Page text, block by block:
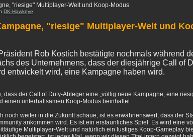
"riesige" Multiplayer-Welt und Koop-Modus
DK-Hawkeye
"riesige" Multiplayer-Welt und
Rob Kostich bestätigte nochmals während
des Unternehmens, dass der diesjährige Call of
entwickelt wird, eine Kampagne haben wird.
dass der Call of Duty-Ableger eine „völlig neue Kampagne, eine
einen unterhaltsamen Koop-Modus beinhaltet.
noch weiter in die Zukunft schaue, ist es erwähnenswert, dass der
ankommen wird. Es ist ein erstaunliches Spiel. Es wird eine
Multiplayer-Welt und natürlich ein lustiges Koop-Gameplay